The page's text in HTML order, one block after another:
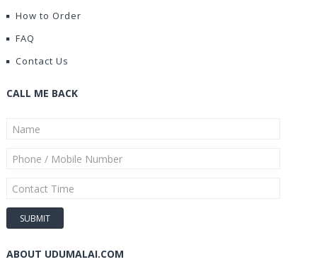
How to Order
FAQ
Contact Us
CALL ME BACK
ABOUT UDUMALAI.COM